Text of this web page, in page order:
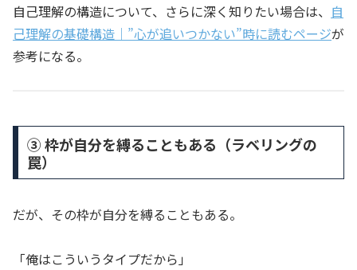
自己理解の構造について、さらに深く知りたい場合は、 自
己理解の基礎構造｜”心が追いつかない”時に読むページが
参考になる。
③ 枠が自分を縛ることもある（ラベリングの
罠）
だが、その枠が自分を縛ることもある。
「俺はこういうタイプだから」